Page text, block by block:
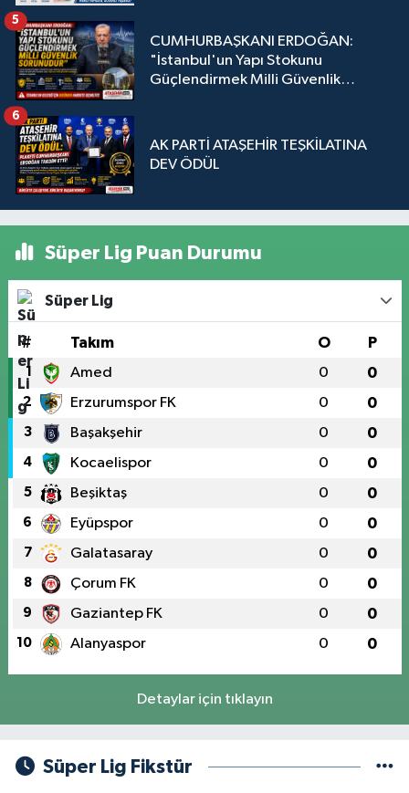
CUMHURBAŞKANI ERDOĞAN:
"İstanbul'un Yapı Stokunu
Güçlendirmek Milli Güvenlik
5
AK PARTİ ATAŞEHİR TEŞKİLATINA
DEV ÖDÜL
6
Süper Lig Puan Durumu
Süper Lig
# Takım O P
1 Amed 0 0
2 Erzurumspor FK 0 0
3 Başakşehir 0 0
4 Kocaelispor 0 0
5 Beşiktaş 0 0
6 Eyüpspor 0 0
7 Galatasaray 0 0
8 Çorum FK 0 0
9 Gaziantep FK 0 0
10 Alanyaspor 0 0
Detaylar için tıklayın
Süper Lig Fikstür